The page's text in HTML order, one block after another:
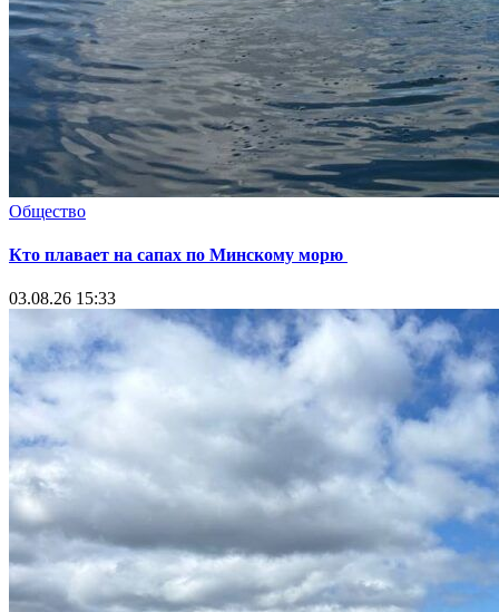
Общество
Кто плавает на сапах по Минскому морю
03.08.26 15:33